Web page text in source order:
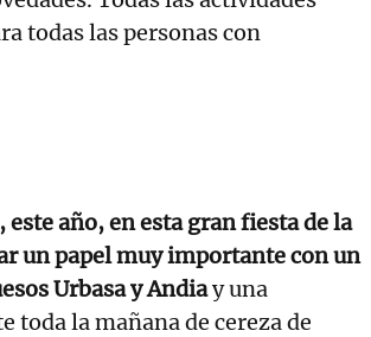
todas las personas con
año, en esta gran fiesta de la
un papel muy importante con un
Urbasa y Andiay una
toda la mañana de cereza de